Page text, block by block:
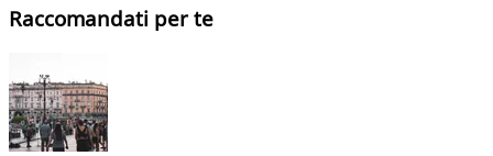
Raccomandati per te